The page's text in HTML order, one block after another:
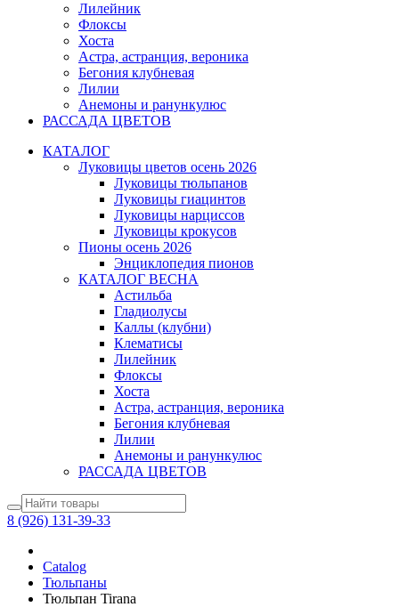
Лилейник
Флоксы
Хоста
Астра, астранция, вероника
Бегония клубневая
Лилии
Анемоны и ранункулюс
РАССАДА ЦВЕТОВ
КАТАЛОГ
Луковицы цветов осень 2026
Луковицы тюльпанов
Луковицы гиацинтов
Луковицы нарциссов
Луковицы крокусов
Пионы осень 2026
Энциклопедия пионов
КАТАЛОГ ВЕСНА
Астильба
Гладиолусы
Каллы (клубни)
Клематисы
Лилейник
Флоксы
Хоста
Астра, астранция, вероника
Бегония клубневая
Лилии
Анемоны и ранункулюс
РАССАДА ЦВЕТОВ
8 (926) 131-39-33
Catalog
Тюльпаны
Тюльпан Tirana